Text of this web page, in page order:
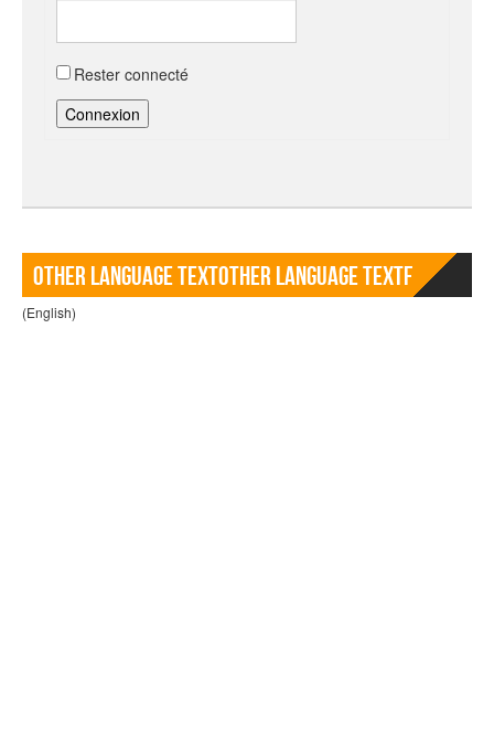
Rester connecté
Connexion
Other language TextOther language Textf
(English)